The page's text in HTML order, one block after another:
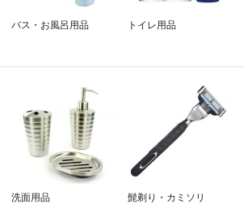
バス・お風呂用品 トイレ用品
洗面用品 髭剃り・カミソリ